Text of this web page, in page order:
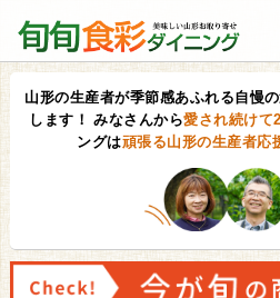
山形の生産者が季節感あふれる自慢
します！ みなさんから愛され続けて
ングは頑張る山形の生産者応